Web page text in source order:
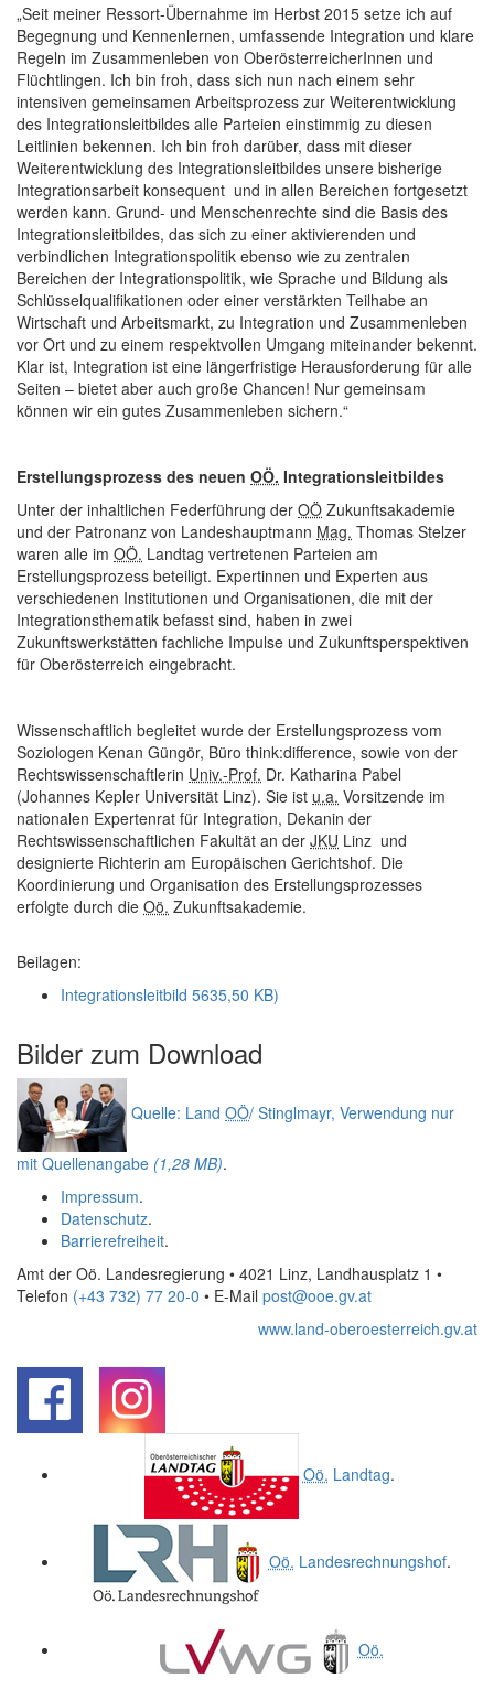
„Seit meiner Ressort-Übernahme im Herbst 2015 setze ich auf
Begegnung und Kennenlernen, umfassende Integration und klare
Regeln im Zusammenleben von OberösterreicherInnen und
Flüchtlingen. Ich bin froh, dass sich nun nach einem sehr
intensiven gemeinsamen Arbeitsprozess zur Weiterentwicklung
des Integrationsleitbildes alle Parteien einstimmig zu diesen
Leitlinien bekennen. Ich bin froh darüber, dass mit dieser
Weiterentwicklung des Integrationsleitbildes unsere bisherige
Integrationsarbeit konsequent und in allen Bereichen fortgesetzt
werden kann. Grund- und Menschenrechte sind die Basis des
Integrationsleitbildes, das sich zu einer aktivierenden und
verbindlichen Integrationspolitik ebenso wie zu zentralen
Bereichen der Integrationspolitik, wie Sprache und Bildung als
Schlüsselqualifikationen oder einer verstärkten Teilhabe an
Wirtschaft und Arbeitsmarkt, zu Integration und Zusammenleben
vor Ort und zu einem respektvollen Umgang miteinander bekennt.
Klar ist, Integration ist eine längerfristige Herausforderung für alle
Seiten – bietet aber auch große Chancen! Nur gemeinsam
können wir ein gutes Zusammenleben sichern.“
Erstellungsprozess des neuen OÖ. Integrationsleitbildes
Unter der inhaltlichen Federführung der OÖ Zukunftsakademie
und der Patronanz von Landeshauptmann Mag. Thomas Stelzer
waren alle im OÖ. Landtag vertretenen Parteien am
Erstellungsprozess beteiligt. Expertinnen und Experten aus
verschiedenen Institutionen und Organisationen, die mit der
Integrationsthematik befasst sind, haben in zwei
Zukunftswerkstätten fachliche Impulse und Zukunftsperspektiven
für Oberösterreich eingebracht.
Wissenschaftlich begleitet wurde der Erstellungsprozess vom
Soziologen Kenan Güngör, Büro think:difference, sowie von der
Rechtswissenschaftlerin Univ.-Prof. Dr. Katharina Pabel
(Johannes Kepler Universität Linz). Sie ist u.a. Vorsitzende im
nationalen Expertenrat für Integration, Dekanin der
Rechtswissenschaftlichen Fakultät an der JKU Linz und
designierte Richterin am Europäischen Gerichtshof. Die
Koordinierung und Organisation des Erstellungsprozesses
erfolgte durch die Oö. Zukunftsakademie.
Beilagen:
Integrationsleitbild 5635,50 KB)
Bilder zum Download
Quelle: Land OÖ/ Stinglmayr, Verwendung nur
mit Quellenangabe (1,28 MB).
Impressum.
Datenschutz.
Barrierefreiheit.
Amt der Oö. Landesregierung • 4021 Linz, Landhausplatz 1 •
Telefon (+43 732) 77 20-0 • E-Mail post@ooe.gv.at
www.land-oberoesterreich.gv.at
Oö. Landtag.
Oö. Landesrechnungshof.
Oö.